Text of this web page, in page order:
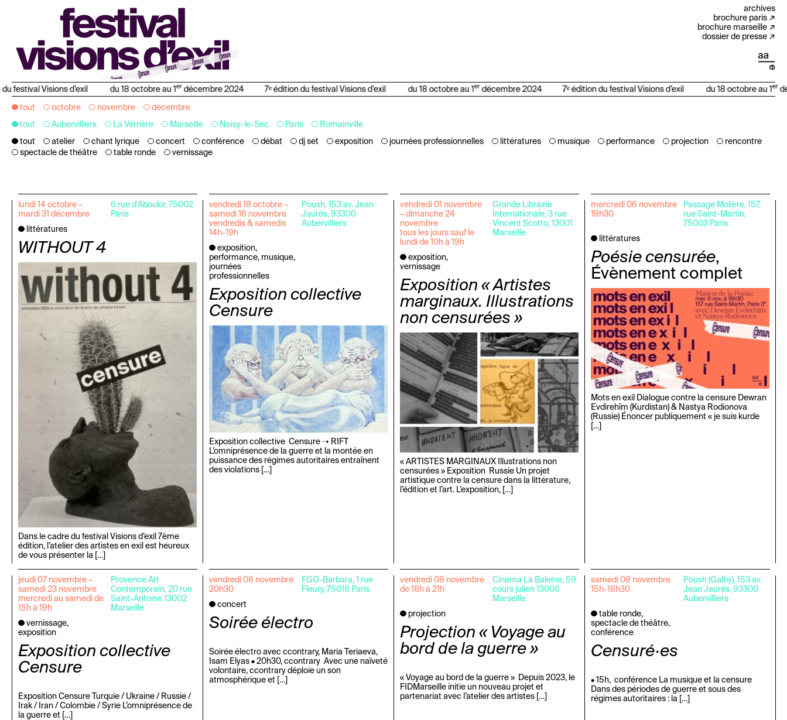
archives
brochure paris
brochure marseille
dossier de presse
festival Visions d’exil du 18 octobre au 1 erdécembre 2024 7ᵉ édition du festival Visions d’exil du 18 octobre au 1 erdécembre 2024 7ᵉ édition du festival Visions d’exil du 18 octobre au 1 er
tout octobre novembre décembre
tout Aubervilliers La Verrière Marseille Noisy-le-Sec Paris Romainville
tout atelier chant lyrique concert conférence débat dj set exposition journées professionnelles littératures musique performance projection
rencontre
spectacle de théâtre
table ronde vernissage
lundi 14 octobre –
mardi 31 décembre
6 rue d'Aboukir, 75002
Paris
littératures
WITHOUT 4
Dans le cadre du festival Visions d’exil 7ème
édition, l’atelier des artistes en exil est heureux
de vous présenter la […]
vendredi 18 octobre –
samedi 16 novembre
vendredis & samedis
14h-19h
Poush, 153 av. Jean
Jaurès, 93300
Aubervilliers
exposition,
performance, musique,
journées
professionnelles
Exposition collective
Censure
Exposition collective Censure ➝ RIFT
L’omniprésence de la guerre et la montée en
puissance des régimes autoritaires entraînent
des violations […]
vendredi 01 novembre
– dimanche 24
novembre
tous les jours sauf le
lundi de 10h à 19h
Grande Librairie
Internationale, 3 rue
Vincent Scotto, 13001
Marseille
exposition,
vernissage
Exposition « Artistes
marginaux. Illustrations
non censurées »
« ARTISTES MARGINAUX Illustrations non
censurées » Exposition Russie Un projet
artistique contre la censure dans la littérature,
l’édition et l’art. L’exposition, […]
mercredi 06 novembre
19h30
Passage Molière, 157,
rue Saint-Martin,
75003 Paris
littératures
Poésie censurée,
Évènement complet
Mots en exil Dialogue contre la censure Dewran
Evdirehîm (Kurdistan) & Nastya Rodionova
(Russie) Énoncer publiquement « je suis kurde
[…]
jeudi 07 novembre –
samedi 23 novembre
mercredi au samedi de
15h à 19h
Provence Art
Contemporain, 20 rue
Saint-Antoine 13002
Marseille
vernissage,
exposition
Exposition collective
Censure
Exposition Censure Turquie / Ukraine / Russie /
Irak / Iran / Colombie / Syrie L’omniprésence de
la guerre et […]
vendredi 08 novembre
20h30
FGO-Barbara, 1 rue
Fleury, 75018 Paris
concert
Soirée électro
Soirée électro avec ccontrary, Maria Teriaeva,
Isam Elyas • 20h30, ccontrary Avec une naïveté
volontaire, ccontrary déploie un son
atmosphérique et […]
vendredi 08 novembre
de 18h à 21h
Cinéma La Baleine, 59
cours julien 13006
Marseille
projection
Projection « Voyage au
bord de la guerre »
« Voyage au bord de la guerre » Depuis 2023, le
FIDMarseille initie un nouveau projet et
partenariat avec l’atelier des artistes […]
samedi 09 novembre
15h-18h30
Poush (Galby), 153 av.
Jean Jaurès, 93300
Aubervilliers
table ronde,
spectacle de théâtre,
conférence
Censuré·es
• 15h, conférence La musique et la censure
Dans des périodes de guerre et sous des
régimes autoritaires : la […]